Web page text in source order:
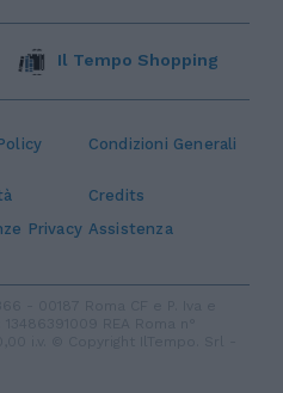
Condizioni Generali
Credits
Privacy Assistenza
Il Tempo Shopping